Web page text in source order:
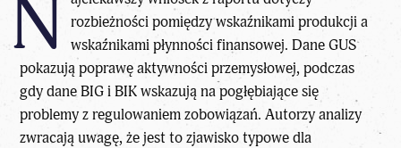
N
rozbieżności pomiędzy wskaźnikami produkcji a
wskaźnikami płynności finansowej. Dane GUS
pokazują poprawę aktywności przemysłowej, podczas
gdy dane BIG i BIK wskazują na pogłębiające się
problemy z regulowaniem zobowiązań. Autorzy analizy
zwracają uwagę, że jest to zjawisko typowe dla